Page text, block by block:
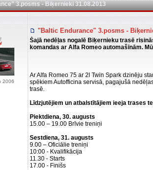
3.posms - Biķernieki 31.08.2013
2006
"Baltic Endurance" 3.posms -
Šajā nedēļas nogalē Biķernieku trasē
komandas ar Alfa Romeo automašīnām.
Ar Alfa Romeo 75 ar 2l Twin Spark dzinēju
spēkiem Autofficina servisā, pagajušā
trasē.
Līdzjutējiem un atbalstītājiem ieeja trases
Piektdiena, 30. augusts
15.00 – 19.00 Brīvie treniņi
Sestdiena, 31. augusts
9.00 – Oficiālie treniņi
10:00 - Kvalifikācija
11.30 - Starts
17.00 - Finišs